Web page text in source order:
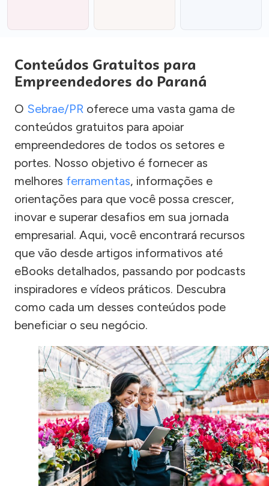
Conteúdos Gratuitos para
Empreendedores do Paraná
O Sebrae/PR oferece uma vasta gama de
conteúdos gratuitos para apoiar
empreendedores de todos os setores e
portes. Nosso objetivo é fornecer as
melhores ferramentas, informações e
orientações para que você possa crescer,
inovar e superar desafios em sua jornada
empresarial. Aqui, você encontrará recursos
que vão desde artigos informativos até
eBooks detalhados, passando por podcasts
inspiradores e vídeos práticos. Descubra
como cada um desses conteúdos pode
beneficiar o seu negócio.